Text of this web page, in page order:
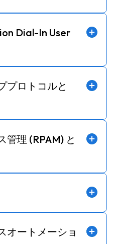
Dial-In User
プロトコルと
管理 (RPAM) と
オートメーショ